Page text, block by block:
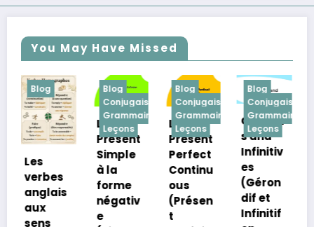
You May Have Missed
Blog
Conjugaison
Grammaire
Leçons
Le
Présent
à la
forme
négativ
e
Blog
Conjugaison
Grammaire
Leçons
Le
Present
Perfect
Continu
ous
(Présen
Blog
Conjugaison
Grammaire
Leçons
Gerund
s and
Infinitiv
es
(Géron
dif et
Blog
Vocabulaire
English–
French
Opposit
e
Verbs(C
ontraire
s des